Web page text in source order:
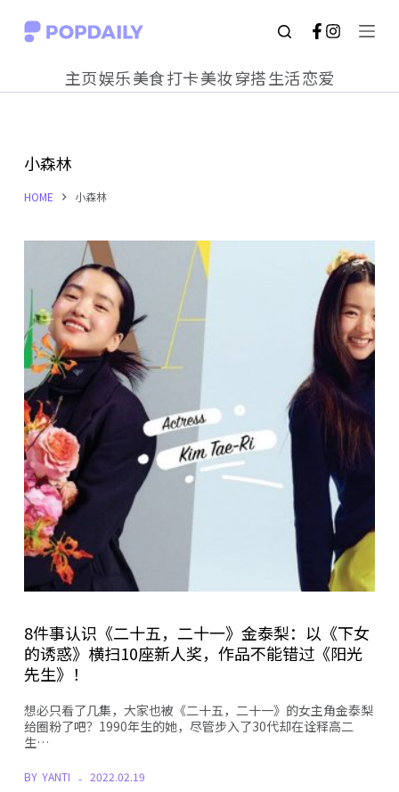
S
o
c
n
t
主页娱乐美食打卡美妆穿搭生活恋爱
小森林
HOME 小森林
8件事认识《二十五，二十一》金泰梨：以《下女
的诱惑》横扫10座新人奖，作品不能错过《阳光
先生》！
想必只看了几集，大家也被《二十五，二十一》的女主角金泰梨
给圈粉了吧？1990年生的她，尽管步入了30代却在诠释高二
生…
BY YANTI 2022.02.19